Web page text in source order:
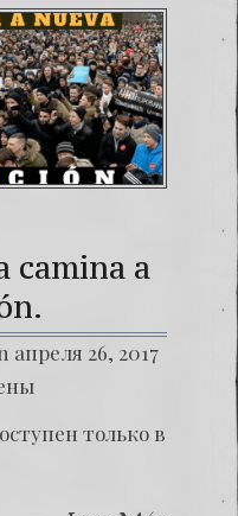
camina a
апреля 26, 2017
nueva
только в